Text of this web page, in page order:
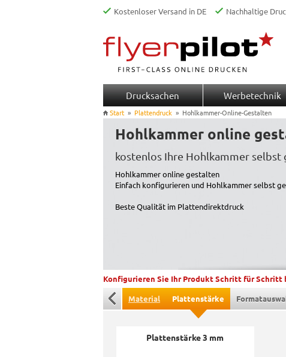
Kostenloser Versand in DE Nachhaltige
Drucksachen Werbetechnik
Start » Plattendruck » Hohlkammer-Online-Gestalten
Hohlkammer online
kostenlos Ihre Hohlkammer selbst
Hohlkammer online gestalten
Einfach konfigurieren und Hohlkammer selbst
Beste Qualität im Plattendirektdruck
Konfigurieren Sie Ihr Produkt Schritt für Schritt
Material Plattenstärke
Plattenstärke 3 mm